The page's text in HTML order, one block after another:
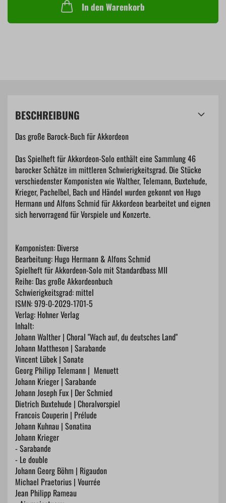
In den Warenkorb
BESCHREIBUNG
Das große Barock-Buch für Akkordeon
Das Spielheft für Akkordeon-Solo enthält eine Sammlung 46
barocker Schätze im mittleren Schwierigkeitsgrad. Die Stücke
verschiedenster Komponisten wie Walther, Telemann, Buxtehude,
Krieger, Pachelbel, Bach und Händel wurden gekonnt von Hugo
Hermann und Alfons Schmid für Akkordeon bearbeitet und eignen
sich hervorragend für Vorspiele und Konzerte.
Komponisten: Diverse
Bearbeitung: Hugo Hermann & Alfons Schmid
Spielheft für Akkordeon-Solo mit Standardbass MII
Reihe: Das große Akkordeonbuch
Schwierigkeitsgrad: mittel
ISMN: 979-0-2029-1701-5
Verlag: Hohner Verlag
Inhalt:
Johann Walther | Choral "Wach auf, du deutsches Land"
Johann Mattheson | Sarabande
Vincent Lübek | Sonate
Georg Philipp Telemann | Menuett
Johann Krieger | Sarabande
Johann Joseph Fux | Der Schmied
Dietrich Buxtehude | Choralvorspiel
Francois Couperin | Prélude
Johann Kuhnau | Sonatina
Johann Krieger
- Sarabande
- Le double
Johann Georg Böhm | Rigaudon
Michael Praetorius | Vourrée
Jean Philipp Rameau